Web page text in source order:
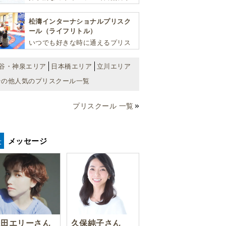
非認知能力を育てるインターナシ
ョナル・プリスクールです。
松濤インターナショナルプリスク
ール（ライフリトル）
いつでも好きな時に通えるプリス
性を尊重し、想像力豊かな感性、
自ら進んで学ぶこと、考える力を
育みます
・神泉エリア 日本橋エリア
立川エリア
の他人気のプリスクール一覧
プリスクール 一覧
メッセージ
エリーさん 久保純子さん